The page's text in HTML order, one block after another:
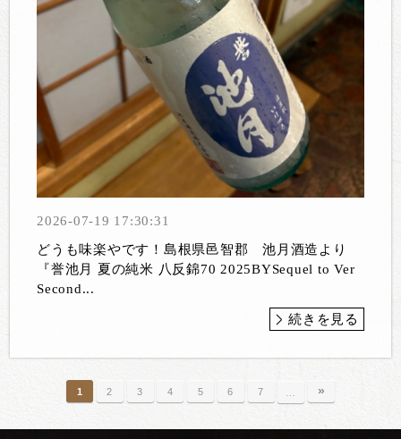
2026-07-19 17:30:31
どうも味楽やです！島根県邑智郡 池月酒造より
『誉池月 夏の純米 八反錦70 2025BYSequel to Ver
Second...
続きを見る
1 2 3 4 5 6 7 »